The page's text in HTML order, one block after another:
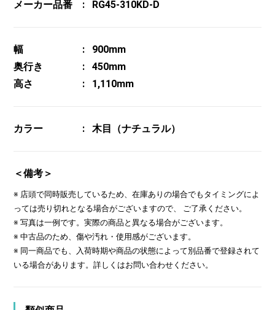
メーカー品番
RG45-310KD-D
幅
900mm
奥行き
450mm
高さ
1,110mm
カラー 木目（ナチュラル）
＜備考＞
※ 店頭で同時販売しているため、在庫ありの場合でもタイミングによ
っては売り切れとなる場合がございますので、 ご了承ください。
※ 写真は一例です。実際の商品と異なる場合がございます。
※ 中古品のため、傷や汚れ・使用感がございます。
※ 同一商品でも、入荷時期や商品の状態によって別品番で登録されて
いる場合があります。詳しくはお問い合わせください。